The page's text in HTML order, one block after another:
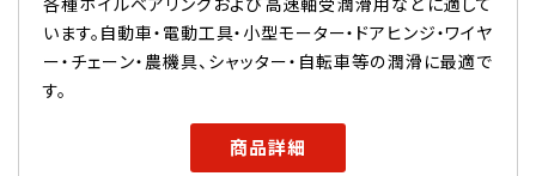
各種ホイルベアリングおよび高速軸受潤滑用などに適して
います。自動車・電動工具・小型モーター・ドアヒンジ・ワイヤ
ー・チェーン・農機具、シャッター・自転車等の潤滑に最適で
す。
商品詳細